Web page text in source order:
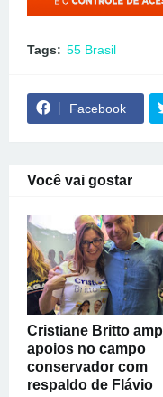
Tags: 55 Brasil
Facebook
Você vai gostar
Cristiane Britto
apoios no campo
conservador com
respaldo de Flávio